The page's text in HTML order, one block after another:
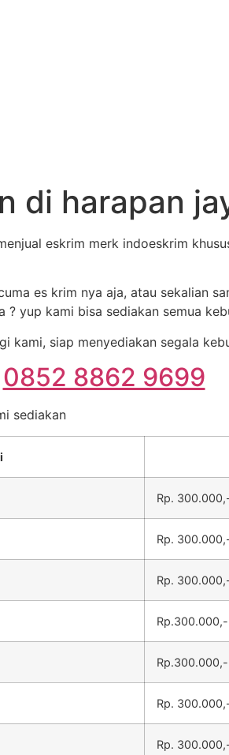
di harapan
eskrim merk indoeskrim
es krim nya aja, atau sekalian
yup kami bisa sediakan semua
kami, siap menyediakan segala
0852 8862 9699
sediakan
Rp.
Rp.
Rp.
Rp.300.000,-
Rp.300.000,-
Rp.
Rp.